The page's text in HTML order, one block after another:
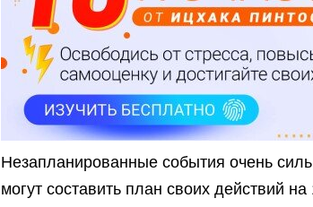
Незапланированные события очень
могут составить план своих действий